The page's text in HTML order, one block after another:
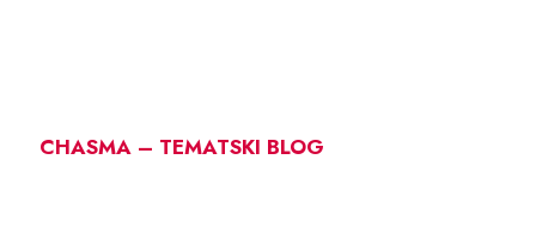
CHASMA – TEMATSKI BLOG